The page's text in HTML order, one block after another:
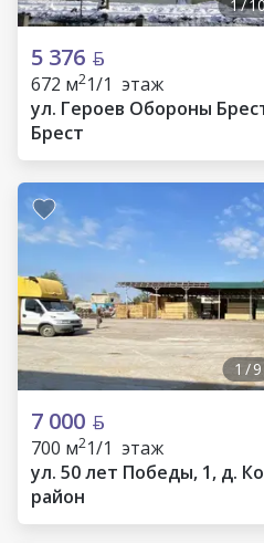
1/
5 376
672 м21/1 этаж
ул. Героев Обороны
Брест
1 /9
7 000
700 м21/1 этаж
ул. 50 лет Победы, 1, д.
район